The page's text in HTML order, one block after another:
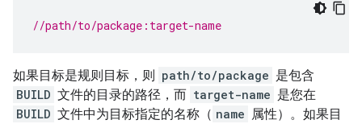
//path/to/package:target-name
如果目标是规则目标，则 path/to/package 是包含
BUILD 文件的目录的路径，而 target-name 是您在
BUILD 文件中为目标指定的名称（ name 属性）。如果目